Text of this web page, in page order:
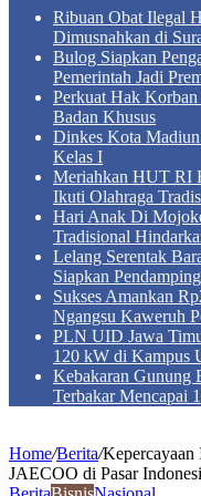
Ribuan Obat Ilegal
Dimusnahkan di
Bulog Siapkan
Pemerintah Jadi
Perkuat Hak
Badan Khusus
Dinkes Kota
Kelas I
Meriahkan HUT RI
Ikuti Olahraga
Hari Anak Di
Tradisional
Lelang Serentak
Siapkan
Sukses Amankan
Ngangsu Kaweruh
PLN UID Jawa
120 kW di Kampus
Kebakaran Gunung
Terbakar Mencapai
Home/Berita/Kepercayaan
JAECOO di Pasar